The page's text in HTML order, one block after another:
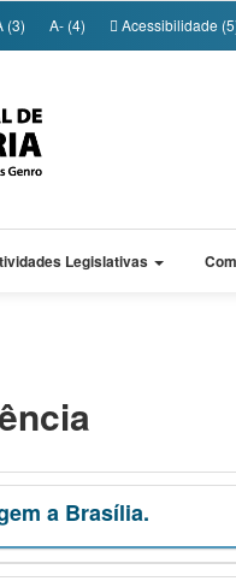
(3) A- (4) Acessibilidade
Legislativas
a Brasília.